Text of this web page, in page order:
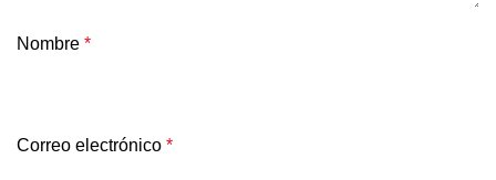
Nombre *
Correo electrónico *